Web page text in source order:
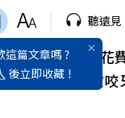
這篇文章嗎 ?
後立即收藏 !
聽遠見
預計平均每人將花
人靠小額借貸